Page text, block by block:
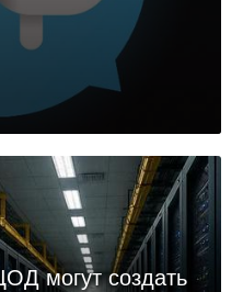
могут создать